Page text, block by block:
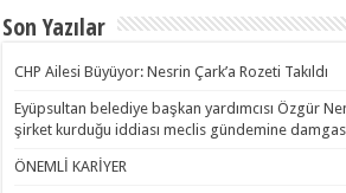
Son Yazılar
CHP Ailesi Büyüyor: Nesrin Çark’a Rozeti Takıldı
Eyüpsultan belediye başkan yardımcısı Özgür
şirket kurduğu iddiası meclis gündemine
ÖNEMLİ KARİYER